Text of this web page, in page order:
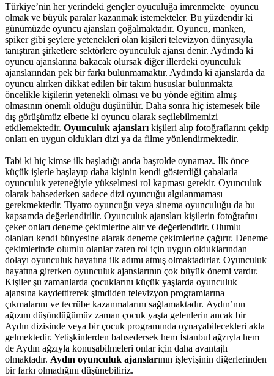
Türkiye’nin her yerindeki gençler oyuculuğa imrenmekte oyuncu
olmak ve büyük paralar kazanmak istemekteler. Bu yüzdendir ki
günümüzde oyuncu ajansları çoğalmaktadır. Oyuncu, manken,
spiker gibi şeylere yetenekleri olan kişileri televizyon dünyasıyla
tanıştıran şirketlere sektörlere oyunculuk ajansı denir. Aydında ki
oyuncu ajanslarına bakacak olursak diğer illerdeki oyunculuk
ajanslarından pek bir farkı bulunmamaktır. Aydında ki ajanslarda da
oyuncu alırken dikkat edilen bir takım hususlar bulunmakta
öncelikle kişilerin yetenekli olması ve bu yönde eğitim almış
olmasının önemli olduğu düşünülür. Daha sonra hiç istemesek bile
dış görüşümüz elbette ki oyuncu olarak seçilebilmemizi
etkilemektedir. Oyunculuk ajansları kişileri alıp fotoğraflarını çekip
onları en uygun oldukları dizi ya da filme yönlendirmektedir.
Tabi ki hiç kimse ilk başladığı anda başrolde oynamaz. İlk önce
küçük işlerle başlayıp daha kişinin kendi gösterdiği çabalarla
oyunculuk yeteneğiyle yükselmesi rol kapması gerekir. Oyunculuk
olarak bahsederken sadece dizi oyuncuğu algılanmaması
gerekmektedir. Tiyatro oyuncuğu veya sinema oyunculuğu da bu
kapsamda değerlendirilir. Oyunculuk ajansları kişilerin fotoğrafını
çeker onları deneme çekimlerine alır ve değerlendirir. Olumlu
olanları kendi bünyesine alarak deneme çekimlerine çağırır. Deneme
çekimlerinde olumlu olanlar zaten rol için uygun olduklarından
dolayı oyunculuk hayatına ilk adımı atmış olmaktadırlar. Oyunculuk
hayatına girerken oyunculuk ajanslarının çok büyük önemi vardır.
Kişiler şu zamanlarda çocuklarını küçük yaşlarda oyunculuk
ajansına kaydettirerek şimdiden televizyon programlarına
çıkmalarını ve tecrübe kazanmalarını sağlamaktadır. Aydın’nın
ağızını düşündüğümüz zaman çocuk yaşta gelenlerin ancak bir
Aydın dizisinde veya bir çocuk programında oynayabilecekleri akla
gelmektedir. Yetişkinlerden bahsedersek hem İstanbul ağzıyla hem
de Aydın ağzıyla konuşabilmeleri onlar için daha avantajlı
olmaktadır. Aydın oyunculuk ajanslarının işleyişinin diğerlerinden
bir farkı olmadığını düşünebiliriz.